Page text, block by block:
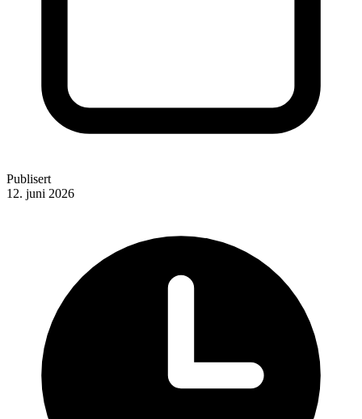
Publisert
12. juni 2026